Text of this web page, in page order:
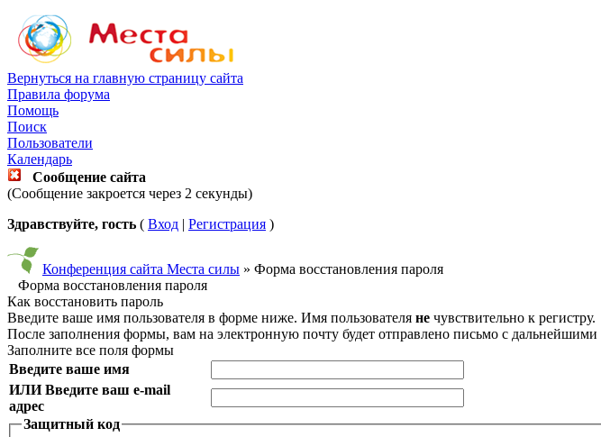
Вернуться на главную страницу сайта
Правила форума
Помощь
Поиск
Пользователи
Календарь
Сообщение сайта
(Сообщение закроется через 2 секунды)
Здравствуйте, гость ( Вход | Регистрация )
Конференция сайта Места силы » Форма восстановления пароля
Форма восстановления пароля
Как восстановить пароль
Введите ваше имя пользователя в форме ниже. Имя пользователя не чувствительно к регистру.
После заполнения формы, вам на электронную почту будет отправлено письмо с
Заполните все поля формы
Введите ваше имя
ИЛИ Введите ваш e-mail
адрес
Защитный код